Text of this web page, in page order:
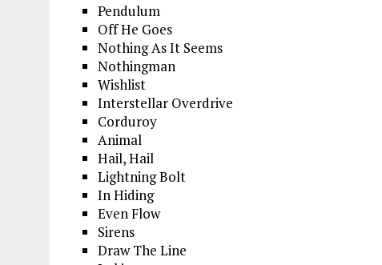
Pendulum
Off He Goes
Nothing As It Seems
Nothingman
Wishlist
Interstellar Overdrive
Corduroy
Animal
Hail, Hail
Lightning Bolt
In Hiding
Even Flow
Sirens
Draw The Line